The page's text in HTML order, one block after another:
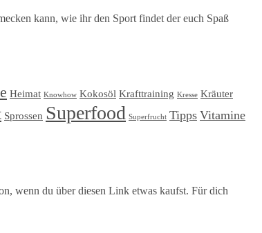
kann, wie ihr den Sport findet der euch Spaß
Heimat Knowhow Kokosöl Krafttraining Kresse Kräuter
Sprossen Superfood Superfrucht Tipps Vitamine
wenn du über diesen Link etwas kaufst. Für dich